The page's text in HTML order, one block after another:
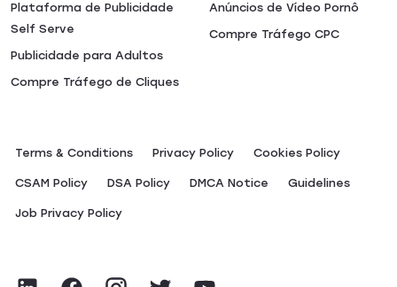
Plataforma de Publicidade
Self Serve
Publicidade para Adultos
Anúncios de Vídeo Pornô
Compre Tráfego CPC
Compre Tráfego de Cliques
Terms & Conditions Privacy Policy Сookies Policy
CSAM Policy DSA Policy DMCA Notice Guidelines
Job Privacy Policy